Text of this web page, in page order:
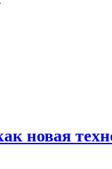
новая